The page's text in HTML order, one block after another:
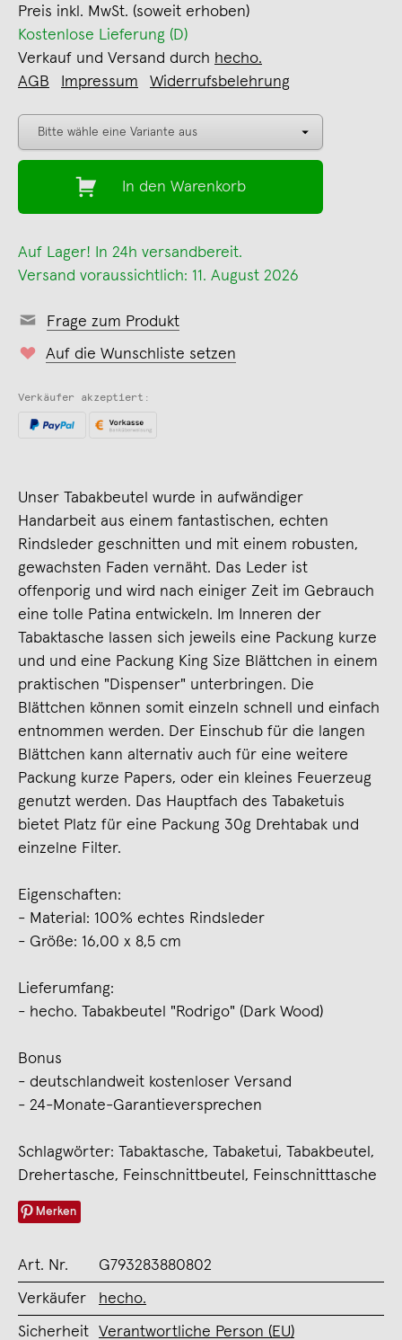
Preis inkl. MwSt. (soweit erhoben)
Kostenlose Lieferung (D)
Verkauf und Versand durch hecho.
AGB
Impressum Widerrufsbelehrung
In den Warenkorb
Auf Lager! In 24h versandbereit.
Versand voraussichtlich: 11. August 2026
Frage zum Produkt
Auf die Wunschliste setzen
Verkäufer akzeptiert:
Unser Tabakbeutel wurde in aufwändiger
Handarbeit aus einem fantastischen, echten
Rindsleder geschnitten und mit einem robusten,
gewachsten Faden vernäht. Das Leder ist
offenporig und wird nach einiger Zeit im Gebrauch
eine tolle Patina entwickeln. Im Inneren der
Tabaktasche lassen sich jeweils eine Packung kurze
und und eine Packung King Size Blättchen in einem
praktischen "Dispenser" unterbringen. Die
Blättchen können somit einzeln schnell und einfach
entnommen werden. Der Einschub für die langen
Blättchen kann alternativ auch für eine weitere
Packung kurze Papers, oder ein kleines Feuerzeug
genutzt werden. Das Hauptfach des Tabaketuis
bietet Platz für eine Packung 30g Drehtabak und
einzelne Filter.
Eigenschaften:
- Material: 100% echtes Rindsleder
- Größe: 16,00 x 8,5 cm
Lieferumfang:
- hecho. Tabakbeutel "Rodrigo" (Dark Wood)
Bonus
- deutschlandweit kostenloser Versand
- 24-Monate-Garantieversprechen
Schlagwörter: Tabaktasche, Tabaketui, Tabakbeutel,
Drehertasche, Feinschnittbeutel, Feinschnitttasche
Merken
Art. Nr. G793283880802
Verkäufer hecho.
Sicherheit Verantwortliche Person (EU)